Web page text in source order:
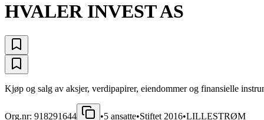
HVALER INVEST AS
Kjøp og salg av aksjer, verdipapirer, eiendommer og finansielle
Org.nr: 918291644 •5 ansatte•Stiftet 2016•LILLESTRØM